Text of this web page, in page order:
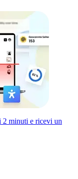
2 minuti e ricevi un